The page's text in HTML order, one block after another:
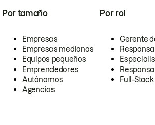
Por tamaño
Empresas
Empresas medianas
Equipos pequeños
Emprendedores
Autónomos
Agencias
Por rol
Gerente
Full-